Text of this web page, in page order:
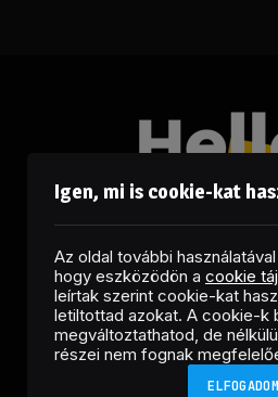
FacebookLinkedInX
Igen, mi is cookie-kat
Az oldal további
hogy eszközödön a cookie
leírtak szerint cookie-kat
letiltottad azokat. A cookie-k
megváltoztathatod, de
részei nem fognak
ELFOGADOM